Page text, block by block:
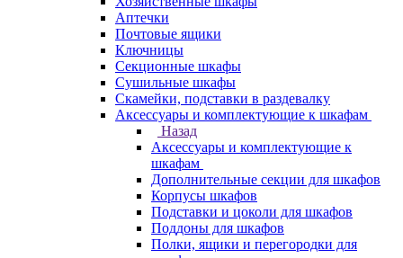
Аптечки
Почтовые ящики
Ключницы
Секционные шкафы
Сушильные шкафы
Скамейки, подставки в раздевалку
Аксессуары и комплектующие к шкафам
Назад
Аксессуары и комплектующие к
шкафам
Дополнительные секции для шкафов
Корпусы шкафов
Подставки и цоколи для шкафов
Поддоны для шкафов
Полки, ящики и перегородки для